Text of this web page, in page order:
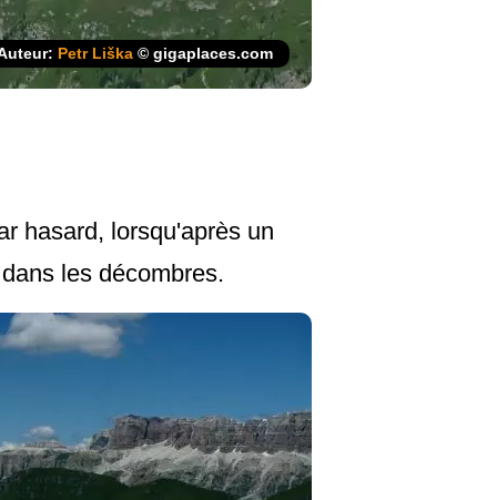
Petr Liška © gigaplaces.com
hasard, lorsqu'après un
les décombres.